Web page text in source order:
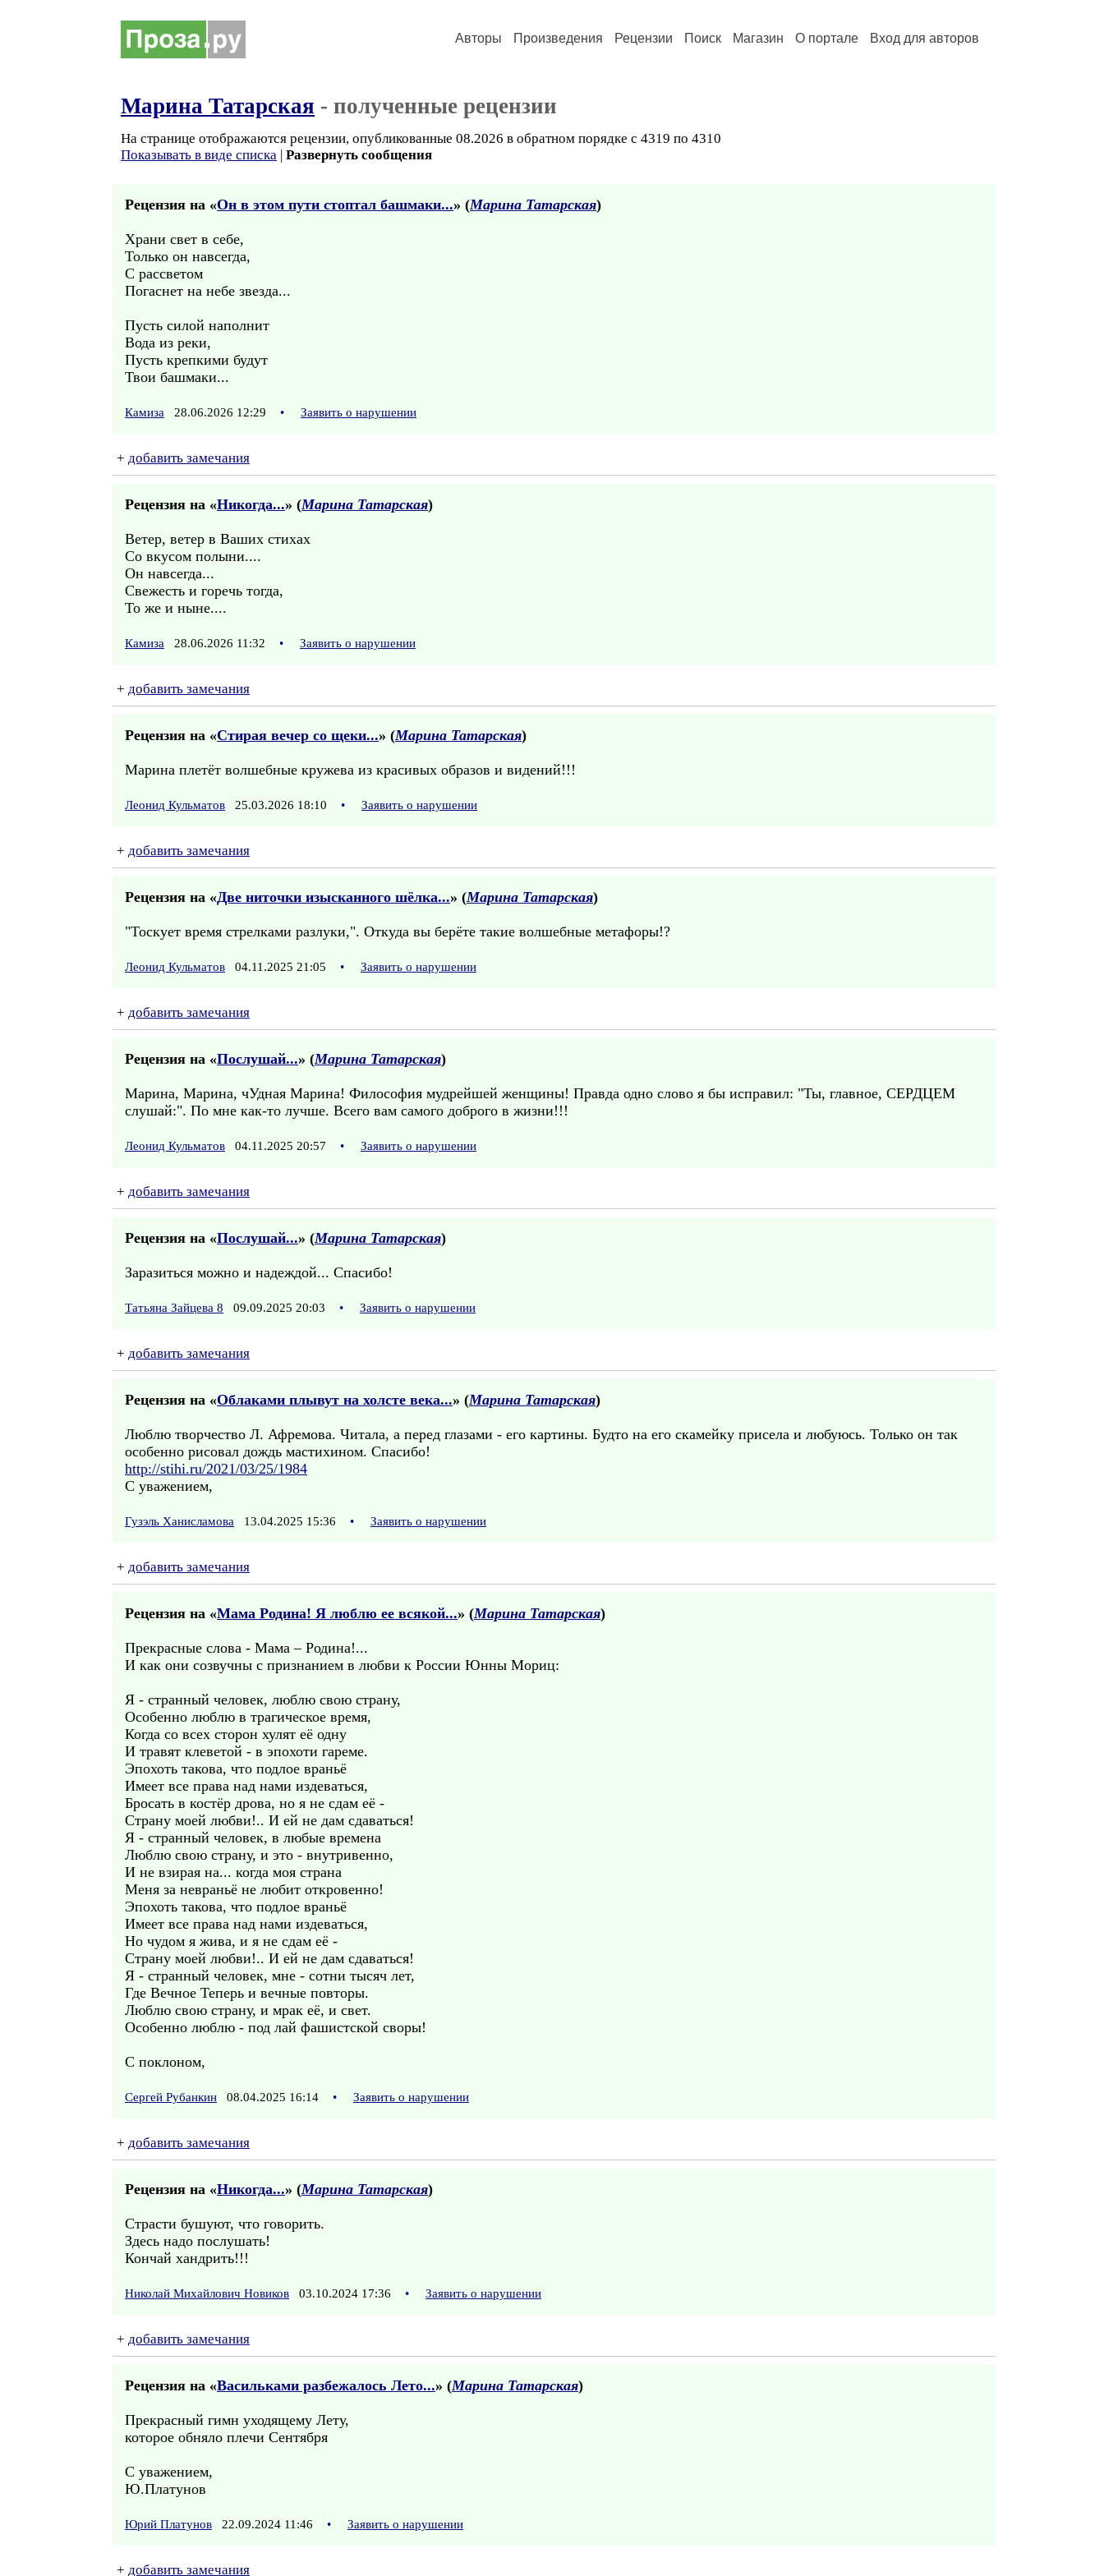
Авторы Произведения Рецензии Поиск Магазин О портале Вход для авторов
Марина Татарская - полученные рецензии
На странице отображаются рецензии, опубликованные 08.2026 в обратном порядке с 4319 по 4310
Показывать в виде списка | Развернуть сообщения
Рецензия на «Он в этом пути стоптал башмаки...» (Марина Татарская)
Храни свет в себе,
Только он навсегда,
С рассветом
Погаснет на небе звезда...
Пусть силой наполнит
Вода из реки,
Пусть крепкими будут
Твои башмаки...
Камиза 28.06.2026 12:29 • Заявить о нарушении
+ добавить замечания
Рецензия на «Никогда...» (Марина Татарская)
Ветер, ветер в Ваших стихах
Со вкусом полыни....
Он навсегда...
Свежесть и горечь тогда,
То же и ныне....
Камиза 28.06.2026 11:32 • Заявить о нарушении
+ добавить замечания
Рецензия на «Стирая вечер со щеки...» (Марина Татарская)
Марина плетёт волшебные кружева из красивых образов и видений!!!
Леонид Кульматов 25.03.2026 18:10 • Заявить о нарушении
+ добавить замечания
Рецензия на «Две ниточки изысканного шёлка...» (Марина Татарская)
"Тоскует время стрелками разлуки,". Откуда вы берёте такие волшебные метафоры!?
Леонид Кульматов 04.11.2025 21:05 • Заявить о нарушении
+ добавить замечания
Рецензия на «Послушай...» (Марина Татарская)
Марина, Марина, чУдная Марина! Философия мудрейшей женщины! Правда одно слово я бы исправил: "Ты, главное, СЕРДЦЕМ
слушай:". По мне как-то лучше. Всего вам самого доброго в жизни!!!
Леонид Кульматов 04.11.2025 20:57 • Заявить о нарушении
+ добавить замечания
Рецензия на «Послушай...» (Марина Татарская)
Заразиться можно и надеждой... Спасибо!
Татьяна Зайцева 8 09.09.2025 20:03 • Заявить о нарушении
+ добавить замечания
Рецензия на «Облаками плывут на холсте века...» (Марина Татарская)
Люблю творчество Л. Афремова. Читала, а перед глазами - его картины. Будто на его скамейку присела и любуюсь. Только он так
особенно рисовал дождь мастихином. Спасибо!
http://stihi.ru/2021/03/25/1984
С уважением,
Гузэль Ханисламова 13.04.2025 15:36 • Заявить о нарушении
+ добавить замечания
Рецензия на «Мама Родина! Я люблю ее всякой...» (Марина Татарская)
Прекрасные слова - Мама – Родина!...
И как они созвучны с признанием в любви к России Юнны Мориц:
Я - странный человек, люблю свою страну,
Особенно люблю в трагическое время,
Когда со всех сторон хулят её одну
И травят клеветой - в эпохоти гареме.
Эпохоть такова, что подлое враньё
Имеет все права над нами издеваться,
Бросать в костёр дрова, но я не сдам её -
Страну моей любви!.. И ей не дам сдаваться!
Я - странный человек, в любые времена
Люблю свою страну, и это - внутривенно,
И не взирая на... когда моя страна
Меня за невраньё не любит откровенно!
Эпохоть такова, что подлое враньё
Имеет все права над нами издеваться,
Но чудом я жива, и я не сдам её -
Страну моей любви!.. И ей не дам сдаваться!
Я - странный человек, мне - сотни тысяч лет,
Где Вечное Теперь и вечные повторы.
Люблю свою страну, и мрак её, и свет.
Особенно люблю - под лай фашистской своры!
С поклоном,
Сергей Рубанкин 08.04.2025 16:14 • Заявить о нарушении
+ добавить замечания
Рецензия на «Никогда...» (Марина Татарская)
Страсти бушуют, что говорить.
Здесь надо послушать!
Кончай хандрить!!!
Николай Михайлович Новиков 03.10.2024 17:36 • Заявить о нарушении
+ добавить замечания
Рецензия на «Васильками разбежалось Лето...» (Марина Татарская)
Прекрасный гимн уходящему Лету,
которое обняло плечи Сентября
С уважением,
Ю.Платунов
Юрий Платунов 22.09.2024 11:46 • Заявить о нарушении
+ добавить замечания